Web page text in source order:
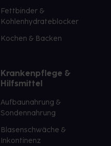
Fettbinder &
Kohlenhydrateblocker
Kochen & Backen
Krankenpflege &
Hilfsmittel
Aufbaunahrung &
Sondennahrung
Blasenschwäche &
Inkontinenz